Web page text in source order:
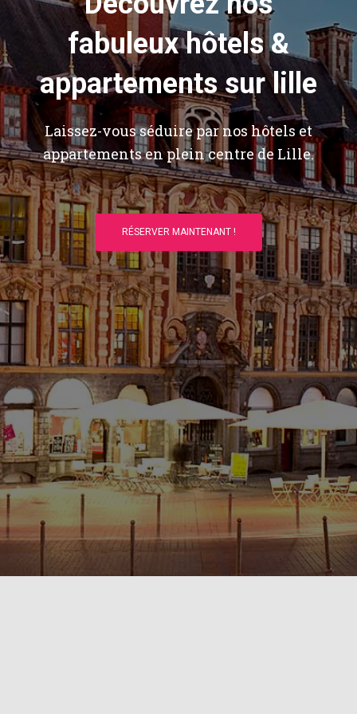
fabuleux hôtels &
appartements sur lille
Laissez-vous séduire par nos hôtels et
appartements en plein centre de Lille.
RÉSERVER MAINTENANT !